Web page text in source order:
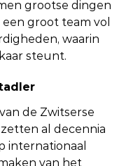
grootse dingen
een groot team vol
waarin
steunt.
de Zwitserse
al decennia
internationaal
van het